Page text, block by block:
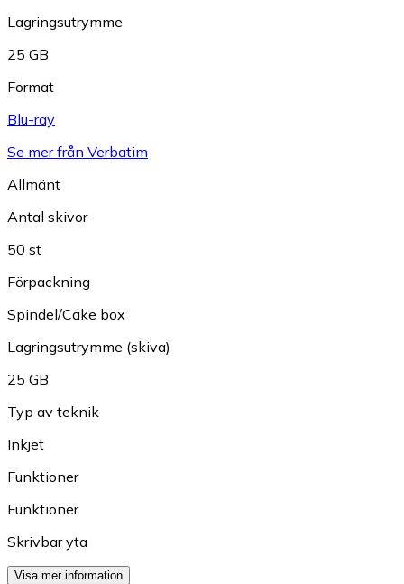
Lagringsutrymme
25 GB
Format
Blu-ray
Se mer från Verbatim
Allmänt
Antal skivor
50 st
Förpackning
Spindel/Cake box
Lagringsutrymme (skiva)
25 GB
Typ av teknik
Inkjet
Funktioner
Funktioner
Skrivbar yta
Visa mer information